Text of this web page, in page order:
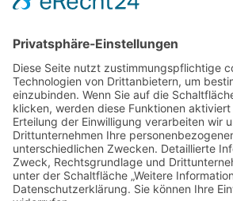
Wissenschaften-AG
Datenschutzerklärung
Website Administration